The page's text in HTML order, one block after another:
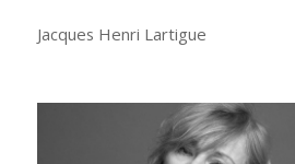
Jacques Henri Lartigue